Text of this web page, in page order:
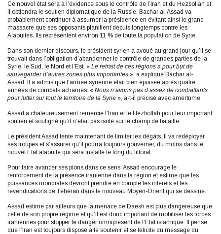
Ce nouvel état sera à l’évidence sous le contrôle de l’Iran et du Hezbollah et
il obtiendra le soutien diplomatique de la Russie. Bachar al-Assad va
probablement continuer à assumer la présidence en évitant ainsi le grand
massacre que ses opposants planifient depuis longtemps contre les
Alaouites. Ils représentent environ 11 % de toute la population de Syrie.
Dans son dernier discours, le président syrien a avoué au grand jour qu’il se
trouvait dans l’obligation d’abandonner le contrôle de grandes parties de la
Syrie, le Sud, le Nord et l’Est. « Le retrait de ces régions a pour but de
sauvegarder d’autres zones plus importantes », a expliqué Bachar al-
Assad. Il a admis que l’armée syrienne était bien épuisée après quatre
années de combats acharnés. « Nous n’avons pas d’assez de combattants
pour lutter sur tout le territoire de la Syrie », a-t-il précisé avec amertume.
Assad a chaleureusement remercié l’Iran et le Hezbollah pour leur important
soutien et souligné qu’il n’était pas isolé sur le champ de bataille.
Le président Assad tente maintenant de limiter les dégâts. Il va redéployer
ses troupes et s’assurer qu’il pourra toujours gouverner, du moins dans le
nouvel Etat alaouite qui sera installé le long du littoral.
Pour faire avancer ses pions dans ce sens, Assad encourage le
renforcement de la présence iranienne dans la région et estime que les
puissances mondiales devront prendre en compte les intérêts et les
revendications de Téhéran dans le nouveau Moyen-Orient qui se dessine.
Assad estime par ailleurs que la menace de Daesh est plus dangereuse que
celle de son propre régime et qu’il est donc important de mobiliser les forces
iraniennes pour stopper le danger omniprésent de l’Etat islamique. Il pense
que l’Iran est toujours disposé à le soutenir et se félicite du message du